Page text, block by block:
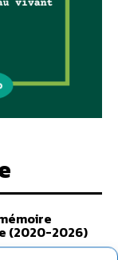
(2020-2026)